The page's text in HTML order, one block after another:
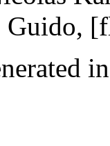
Guido,
in